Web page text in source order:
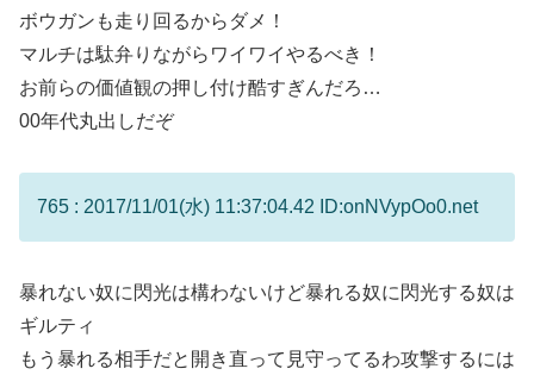
ボウガンも走り回るからダメ！
マルチは駄弁りながらワイワイやるべき！
お前らの価値観の押し付け酷すぎんだろ…
00年代丸出しだぞ
765 : 2017/11/01(水) 11:37:04.42 ID:onNVypOo0.net
暴れない奴に閃光は構わないけど暴れる奴に閃光する奴は
ギルティ
もう暴れる相手だと開き直って見守ってるわ攻撃するには